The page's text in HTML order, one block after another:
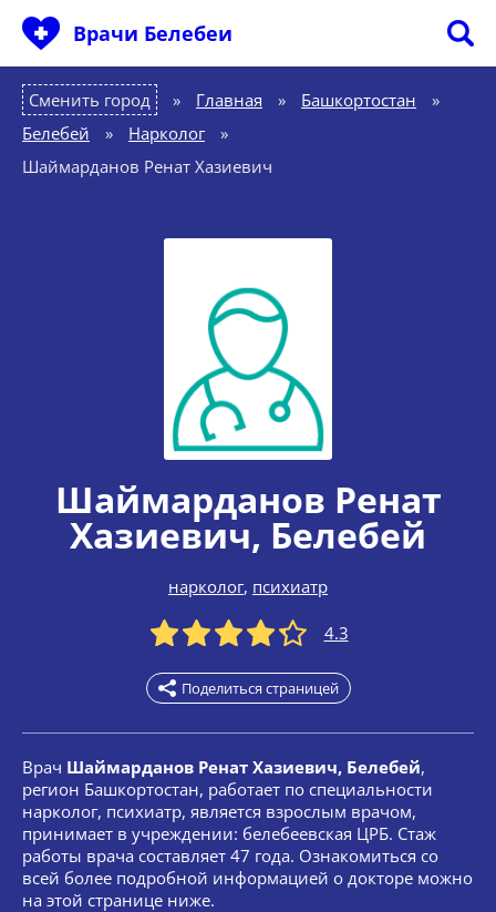
Врачи Белебеи
Сменить город Главная » Башкортостан
»
Белебей
» Нарколог
»
Шаймарданов Ренат Хазиевич
Шаймарданов Ренат
Хазиевич, Белебей
нарколог, психиатр
4.3
Поделиться страницей
Врач Шаймарданов Ренат Хазиевич, Белебей,
регион Башкортостан, работает по специальности
нарколог, психиатр, является взрослым врачом,
принимает в учреждении: белебеевская ЦРБ. Стаж
работы врача составляет 47 года. Ознакомиться со
всей более подробной информацией о докторе можно
на этой странице ниже.